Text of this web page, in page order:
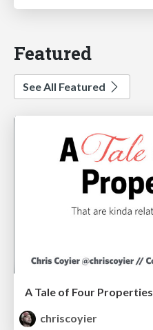
Featured
See All Featured
A Tale of Four Properties
chriscoyier